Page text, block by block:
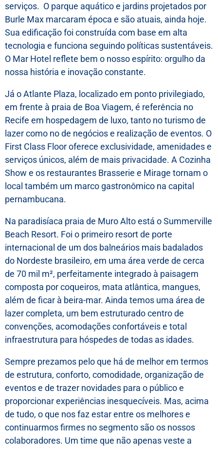
serviços. O parque aquático e jardins projetados por
Burle Max marcaram época e são atuais, ainda hoje.
Sua edificação foi construída com base em alta
tecnologia e funciona seguindo políticas sustentáveis.
O Mar Hotel reflete bem o nosso espírito: orgulho da
nossa história e inovação constante.
Já o Atlante Plaza, localizado em ponto privilegiado,
em frente à praia de Boa Viagem, é referência no
Recife em hospedagem de luxo, tanto no turismo de
lazer como no de negócios e realização de eventos. O
First Class Floor oferece exclusividade, amenidades e
serviços únicos, além de mais privacidade. A Cozinha
Show e os restaurantes Brasserie e Mirage tornam o
local também um marco gastronômico na capital
pernambucana.
Na paradisíaca praia de Muro Alto está o Summerville
Beach Resort. Foi o primeiro resort de porte
internacional de um dos balneários mais badalados
do Nordeste brasileiro, em uma área verde de cerca
de 70 mil m², perfeitamente integrado à paisagem
composta por coqueiros, mata atlântica, mangues,
além de ficar à beira-mar. Ainda temos uma área de
lazer completa, um bem estruturado centro de
convenções, acomodações confortáveis e total
infraestrutura para hóspedes de todas as idades.
Sempre prezamos pelo que há de melhor em termos
de estrutura, conforto, comodidade, organização de
eventos e de trazer novidades para o público e
proporcionar experiências inesquecíveis. Mas, acima
de tudo, o que nos faz estar entre os melhores e
continuarmos firmes no segmento são os nossos
colaboradores. Um time que não apenas veste a
RESERVE SEU EVENTO
Data início do evento Data fim do evento
Para uma proposta personalizada, nos conte um pouco mais
sobre o seu evento
Enviar